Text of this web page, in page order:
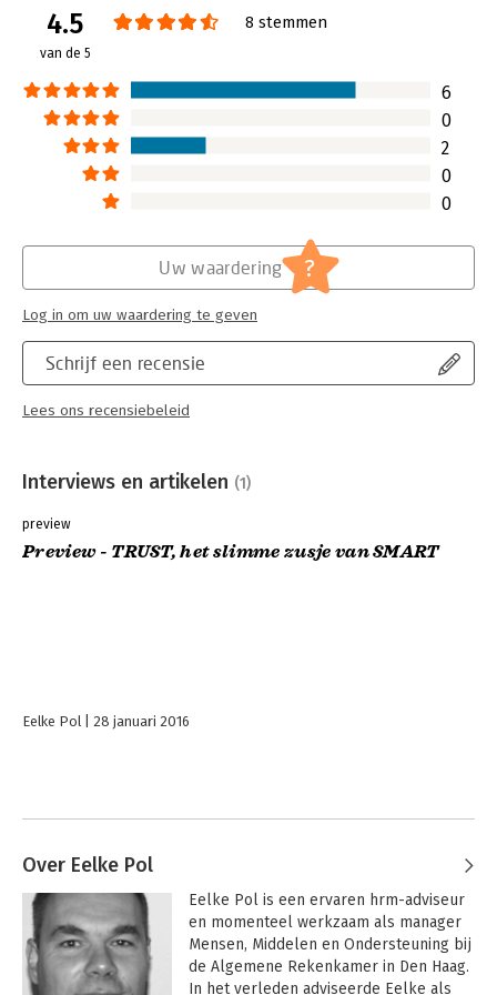
Verschijningsdatum:
20-1-2016
Hoofdrubriek:
4.5
van de 5
8 stemmen
6
0
2
0
0
Schrijf een recensie
Lees ons recensiebeleid
Uw waardering ?
Log in om uw waardering te geven
Interviews en artikelen (1)
preview
Preview - TRUST, het slimme zusje van SMART
Eelke Pol 28 januari 2016
Over Eelke Pol
Eelke Pol is een ervaren hrm-adviseur
en momenteel werkzaam als manager
Mensen, Middelen en Ondersteuning bij
de Algemene Rekenkamer in Den Haag.
In het verleden adviseerde Eelke als